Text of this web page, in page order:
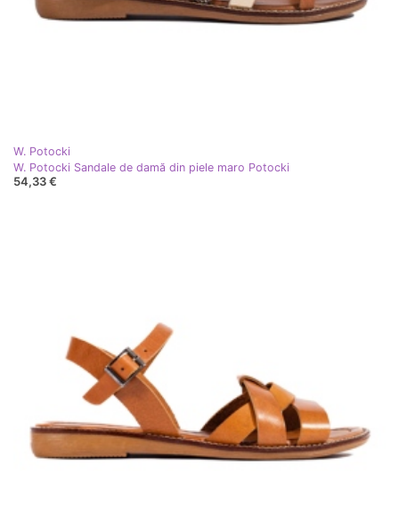
W. Potocki
W. Potocki Sandale de damă din piele maro Potocki
54,33 €